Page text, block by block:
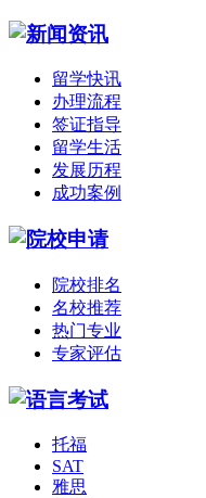
留学快讯
办理流程
签证指导
留学生活
发展历程
成功案例
院校排名
名校推荐
热门专业
专家评估
托福
SAT
雅思